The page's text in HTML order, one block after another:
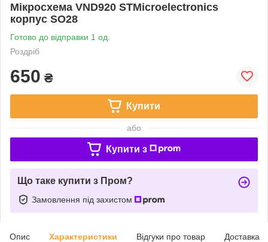
Мікросхема VND920 STMicroelectronics
корпус SO28
Готово до відправки 1 од.
Роздріб
650 ₴
Купити
або
Купити з
Що таке купити з Пром?
Замовлення під захистом
Опис Характеристики Відгуки про товар Доставка